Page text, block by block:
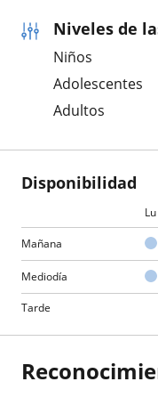
Niveles de
Niños
Adolescentes
Adultos
Disponibilidad
Lu
Mañana
Mediodía
Tarde